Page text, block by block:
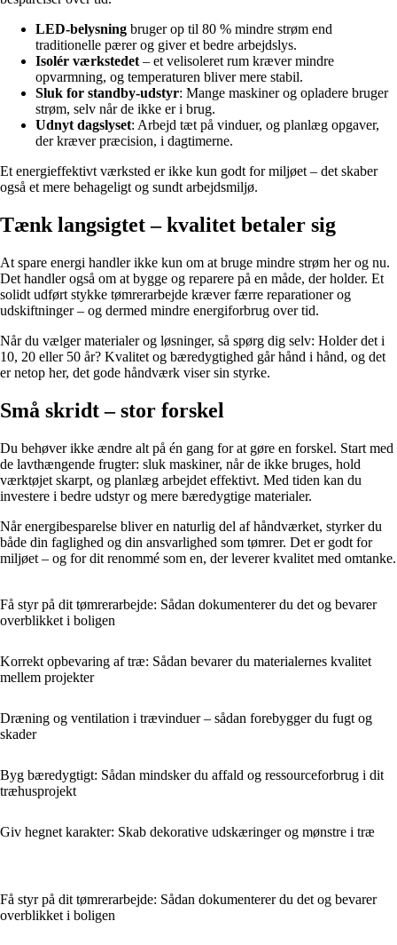
LED-belysning bruger op til 80 % mindre strøm end
traditionelle pærer og giver et bedre arbejdslys.
Isolér værkstedet – et velisoleret rum kræver mindre
opvarmning, og temperaturen bliver mere stabil.
Sluk for standby-udstyr: Mange maskiner og opladere bruger
strøm, selv når de ikke er i brug.
Udnyt dagslyset: Arbejd tæt på vinduer, og planlæg opgaver,
der kræver præcision, i dagtimerne.
Et energieffektivt værksted er ikke kun godt for miljøet – det skaber
også et mere behageligt og sundt arbejdsmiljø.
Tænk langsigtet – kvalitet betaler sig
At spare energi handler ikke kun om at bruge mindre strøm her og nu.
Det handler også om at bygge og reparere på en måde, der holder. Et
solidt udført stykke tømrerarbejde kræver færre reparationer og
udskiftninger – og dermed mindre energiforbrug over tid.
Når du vælger materialer og løsninger, så spørg dig selv: Holder det i
10, 20 eller 50 år? Kvalitet og bæredygtighed går hånd i hånd, og det
er netop her, det gode håndværk viser sin styrke.
Små skridt – stor forskel
Du behøver ikke ændre alt på én gang for at gøre en forskel. Start med
de lavthængende frugter: sluk maskiner, når de ikke bruges, hold
værktøjet skarpt, og planlæg arbejdet effektivt. Med tiden kan du
investere i bedre udstyr og mere bæredygtige materialer.
Når energibesparelse bliver en naturlig del af håndværket, styrker du
både din faglighed og din ansvarlighed som tømrer. Det er godt for
miljøet – og for dit renommé som en, der leverer kvalitet med omtanke.
Få styr på dit tømrerarbejde: Sådan dokumenterer du det og bevarer
overblikket i boligen
Korrekt opbevaring af træ: Sådan bevarer du materialernes kvalitet
mellem projekter
Dræning og ventilation i trævinduer – sådan forebygger du fugt og
skader
Byg bæredygtigt: Sådan mindsker du affald og ressourceforbrug i dit
træhusprojekt
Giv hegnet karakter: Skab dekorative udskæringer og mønstre i træ
Få styr på dit tømrerarbejde: Sådan dokumenterer du det og bevarer
overblikket i boligen